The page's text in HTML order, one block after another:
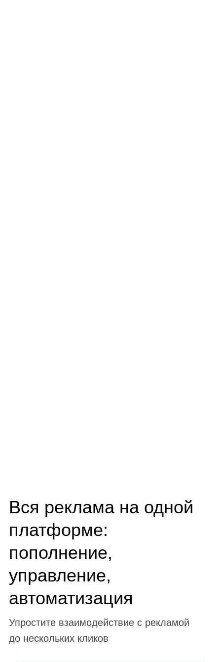
Вся реклама на одной
платформе:
пополнение,
управление,
автоматизация
Упростите взаимодействие с рекламой
до нескольких кликов